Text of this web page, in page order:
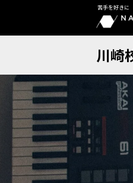
苦手を好きに
川崎